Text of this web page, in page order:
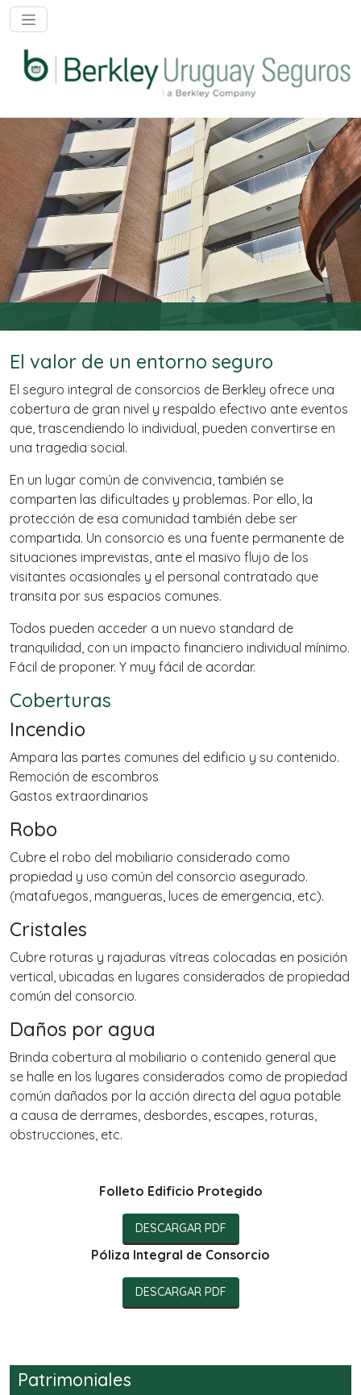
Abrir Menú
El valor de un entorno seguro
El seguro integral de consorcios de Berkley ofrece una
cobertura de gran nivel y respaldo efectivo ante eventos
que, trascendiendo lo individual, pueden convertirse en
una tragedia social.
En un lugar común de convivencia, también se
comparten las dificultades y problemas. Por ello, la
protección de esa comunidad también debe ser
compartida. Un consorcio es una fuente permanente de
situaciones imprevistas, ante el masivo flujo de los
visitantes ocasionales y el personal contratado que
transita por sus espacios comunes.
Todos pueden acceder a un nuevo standard de
tranquilidad, con un impacto financiero individual mínimo.
Fácil de proponer. Y muy fácil de acordar.
Coberturas
Incendio
Ampara las partes comunes del edificio y su contenido.
Remoción de escombros
Gastos extraordinarios
Robo
Cubre el robo del mobiliario considerado como
propiedad y uso común del consorcio asegurado.
(matafuegos, mangueras, luces de emergencia, etc).
Cristales
Cubre roturas y rajaduras vítreas colocadas en posición
vertical, ubicadas en lugares considerados de propiedad
común del consorcio.
Daños por agua
Brinda cobertura al mobiliario o contenido general que
se halle en los lugares considerados como de propiedad
común dañados por la acción directa del agua potable
a causa de derrames, desbordes, escapes, roturas,
obstrucciones, etc.
Folleto Edificio Protegido
DESCARGAR PDF
Póliza Integral de Consorcio
DESCARGAR PDF
Patrimoniales